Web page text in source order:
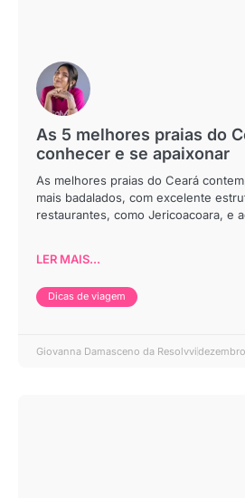
As 5 melhores praias do
conhecer e se apaixonar
As melhores praias do Ceará
mais badalados, com excelente
restaurantes, como Jericoacoara, e
LER MAIS...
Dicas de viagem
Giovanna Damasceno da Resolvvi